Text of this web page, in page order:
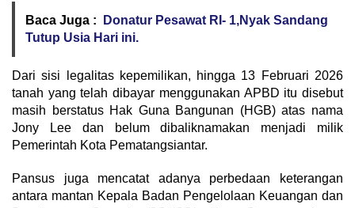
Baca Juga :
Donatur Pesawat RI- 1,Nyak Sandang
Tutup Usia Hari ini.
Dari sisi legalitas kepemilikan, hingga 13 Februari 2026
tanah yang telah dibayar menggunakan APBD itu disebut
masih berstatus Hak Guna Bangunan (HGB) atas nama
Jony Lee dan belum dibaliknamakan menjadi milik
Pemerintah Kota Pematangsiantar.
Pansus juga mencatat adanya perbedaan keterangan
antara mantan Kepala Badan Pengelolaan Keuangan dan